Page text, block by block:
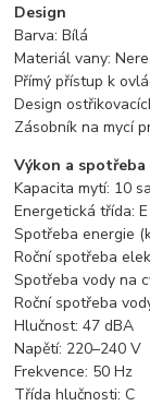
Design
Barva:Bílá
Materiálvany:
Přímýpřístupk
Design
Zásobníknamycí
Výkon a spotřeba
Kapacitamytí: 10
Energetickátřída:E
Spotřebaenergie (
Roční spotřeba
Spotřebavodyna
Roční spotřeba
Hlučnost:47dBA
Napětí: 220–240V
Frekvence: 50Hz
Třídahlučnosti:C